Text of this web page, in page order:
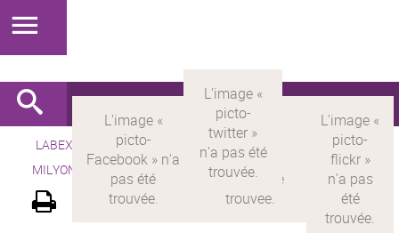
LABEX > LABEX MILYON Version française
MILYON > Découvrir le labex >
Les laboratoires